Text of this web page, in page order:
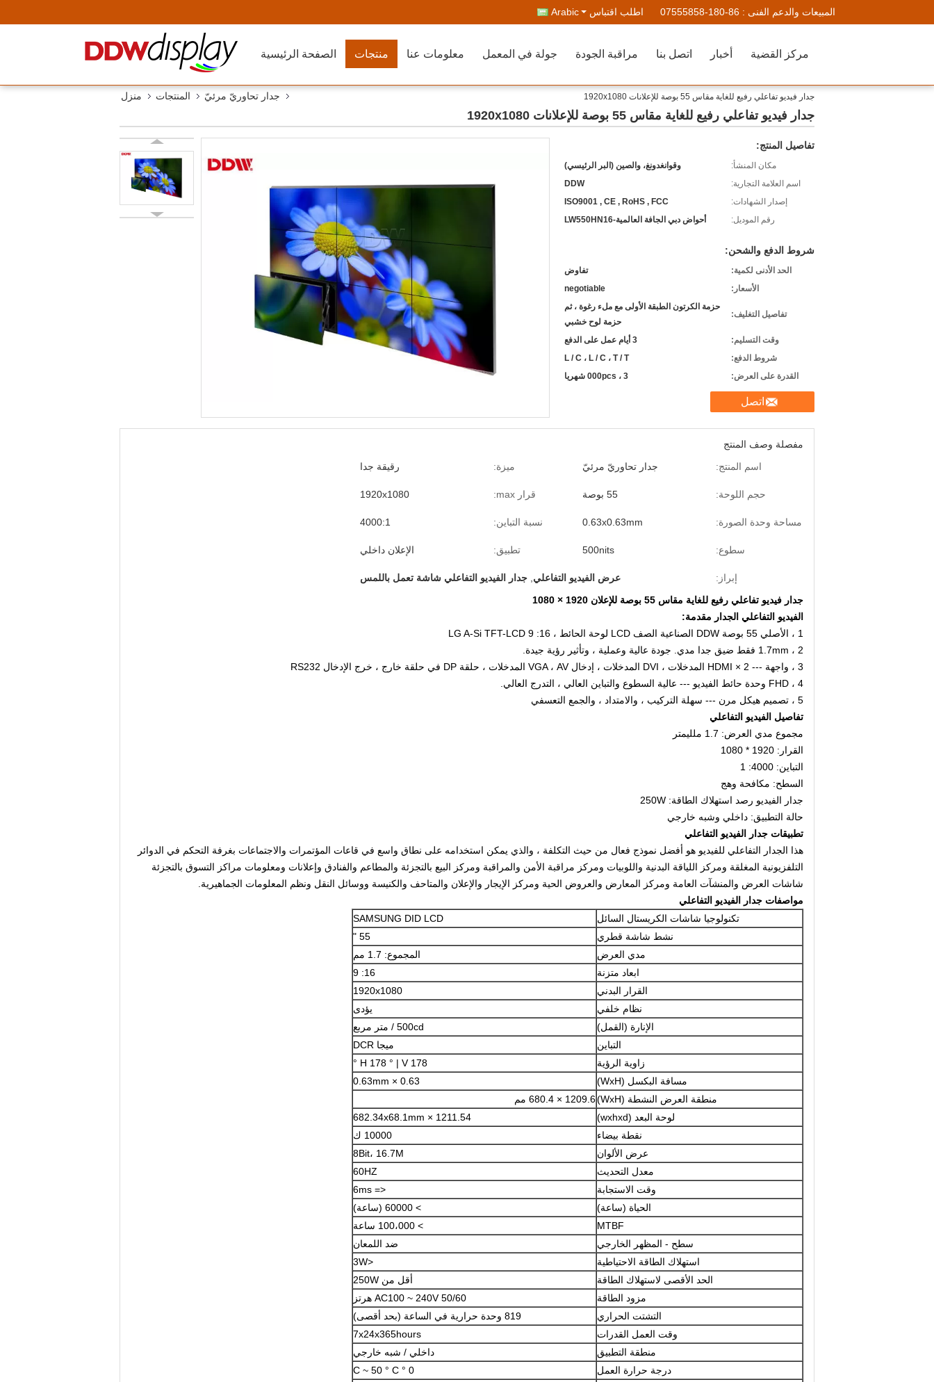
اترك رسالة
إرسال
المبيعات والدعم الفنى : 86-180-07555858 اطلب اقتباس Arabic
الصفحة الرئيسية منتجات معلومات عنا جولة في المعمل مراقبة الجودة اتصل بنا أخبار مركز القضية
منزل المنتجات جدار تحاوريّ مرئيّ جدار فيديو تفاعلي رفيع للغاية مقاس 55 بوصة للإعلانات 1920x1080
جدار فيديو تفاعلي رفيع للغاية مقاس 55 بوصة للإعلانات 1920x1080
تفاصيل المنتج:
مكان المنشأ:
وقوانغدونغ، والصين (البر الرئيسي)
اسم العلامة التجارية:
DDW
إصدار الشهادات:
ISO9001 , CE , RoHS , FCC
رقم الموديل:
أحواض دبي الجافة العالمية-LW550HN16
شروط الدفع والشحن:
الحد الأدنى لكمية:
تفاوض
الأسعار:
negotiable
تفاصيل التغليف:
حزمة الكرتون الطبقة الأولى مع ملء رغوة ، ثم
حزمة لوح خشبي
وقت التسليم:
3 أيام عمل على الدفع
شروط الدفع:
L / C ، L / C ، T / T
القدرة على العرض:
3 ، 000pcs شهريا
اتصل
مفصلة وصف المنتج
اسم المنتج:
جدار تحاوريّ مرئيّ ميزة: رقيقة جدا
حجم اللوحة: 55 بوصة قرار max: 1920x1080
مساحة وحدة الصورة: 0.63x0.63mm نسبة التباين: 4000:1
سطوع: 500nits تطبيق: الإعلان داخلي
إبراز: عرض الفيديو التفاعلي جدار الفيديو التفاعلي شاشة تعمل باللمس
جدار فيديو تفاعلي رفيع للغاية مقاس 55 بوصة للإعلان 1920 × 1080
الفيديو التفاعلي الجدار مقدمة:
1 ، الأصلي 55 بوصة DDW الصناعية الصف LCD لوحة الحائط ، 16: 9 LG A-Si TFT-LCD
2 ، 1.7mm فقط ضيق جدا مدي. جودة عالية وعملية ، وتأثير رؤية جيدة.
3 ، واجهة --- 2 × HDMI المدخلات ، DVI المدخلات ، إدخال VGA ، AV المدخلات ، حلقة DP في حلقة خارج ، خرج الإدخال RS232
4 ، FHD وحدة حائط الفيديو --- عالية السطوع والتباين العالي ، التدرج العالي.
5 ، تصميم هيكل مرن --- سهلة التركيب ، والامتداد ، والجمع التعسفي
تفاصيل الفيديو التفاعلي
مجموع مدي العرض: 1.7 ملليمتر
القرار: 1920 * 1080
التباين: 4000: 1
السطح: مكافحة وهج
جدار الفيديو رصد استهلاك الطاقة: 250W
حالة التطبيق: داخلي وشبه خارجي
تطبيقات جدار الفيديو التفاعلي
هذا الجدار التفاعلي للفيديو هو أفضل نموذج فعال من حيث التكلفة ، والذي يمكن استخدامه على نطاق واسع في قاعات المؤتمرات والاجتماعات بغرفة التحكم في الدوائر
التلفزيونية المغلقة ومركز اللياقة البدنية واللوبيات ومركز مراقبة الأمن والمراقبة ومركز البيع بالتجزئة والمطاعم والفنادق وإعلانات ومعلومات مراكز التسوق بالتجزئة
شاشات العرض والمنشآت العامة ومركز المعارض والعروض الحية ومركز الإيجار والإعلان والمتاحف والكنيسة ووسائل النقل ونظم المعلومات الجماهيرية.
مواصفات جدار الفيديو التفاعلي
تكنولوجيا شاشات الكريستال السائل
SAMSUNG DID LCD
نشط شاشة قطري
55 "
مدي العرض
المجموع: 1.7 مم
ابعاد متزنة
16: 9
القرار البدني
1920x1080
نظام خلفي
يؤدى
الإنارة (القمل)
500cd / متر مربع
التباين
ميجا DCR
زاوية الرؤية
H 178 ° | V 178 °
مسافة البكسل (WxH)
0.63 × 0.63mm
منطقة العرض النشطة (WxH)
1209.6 × 680.4 مم
لوحة البعد (wxhxd)
1211.54 × 682.34x68.1mm
نقطة بيضاء
10000 ك
عرض الألوان
8Bit، 16.7M
معدل التحديث
60HZ
وقت الاستجابة
<= 6ms
الحياة (ساعة)
> 60000 (ساعة)
MTBF
> 100،000 ساعة
سطح - المظهر الخارجي
ضد اللمعان
استهلاك الطاقة الاحتياطية
<3W
الحد الأقصى لاستهلاك الطاقة
أقل من 250W
مزود الطاقة
AC100 ~ 240V 50/60 هرتز
التشتت الحراري
819 وحدة حرارية في الساعة (بحد أقصى)
وقت العمل القدرات
7x24x365hours
منطقة التطبيق
داخلي / شبه خارجي
درجة حرارة العمل
0 ° C ~ 50 ° C